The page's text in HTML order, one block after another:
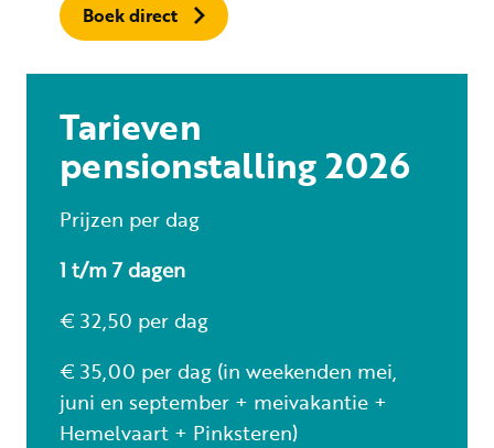
Boek direct
Tarieven
pensionstalling 2026
Prijzen per dag
1 t/m 7 dagen
€ 32,50 per dag
€ 35,00 per dag (in weekenden mei,
juni en september + meivakantie +
Hemelvaart + Pinksteren)